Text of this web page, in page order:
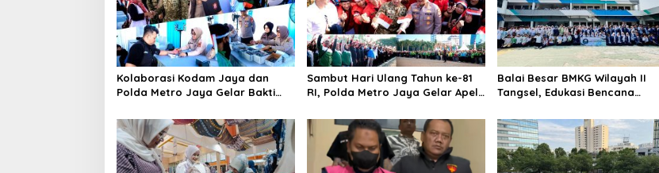
Kolaborasi Kodam Jaya dan
Polda Metro Jaya Gelar Bakti
Sambut Hari Ulang Tahun ke-81
RI, Polda Metro Jaya Gelar Apel
Balai Besar BMKG Wilayah II
Tangsel, Edukasi Bencana
kepada pelajar UPTD SMPN 23